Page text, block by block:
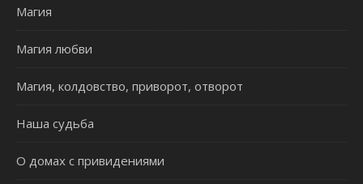
Магия
Магия любви
Магия, колдовство, приворот, отворот
Наша судьба
О домах с привидениями